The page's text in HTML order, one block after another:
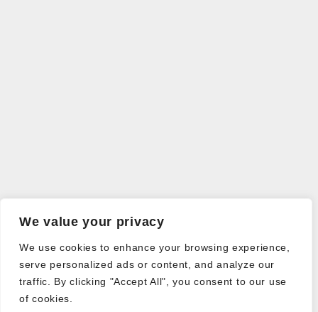
We value your privacy
We use cookies to enhance your browsing experience,
serve personalized ads or content, and analyze our
traffic. By clicking "Accept All", you consent to our use
of cookies.